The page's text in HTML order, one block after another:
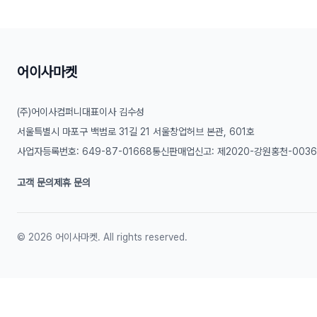
어이사마켓
(주)어이사컴퍼니 대표이사 김수성
서울특별시 마포구 백범로 31길 21 서울창업허브 본관, 601호
사업자등록번호: 649-87-01668통신판매업신고: 제2020-강원홍천-
고객 문의제휴 문의
© 2026 어이사마켓. All rights reserved.